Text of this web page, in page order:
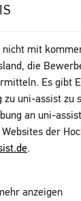
nicht mit
die
Es gibt
zu uni-assist zu
an uni-
der
.
anzeigen
Sitemap
Seite drucken
informieren
planen
sammeln
& verfolgen